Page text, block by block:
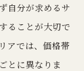
ェック項目
徴
理由とは
自分が求めるサ
ることが大切で
アでは、価格帯
とに異なりま